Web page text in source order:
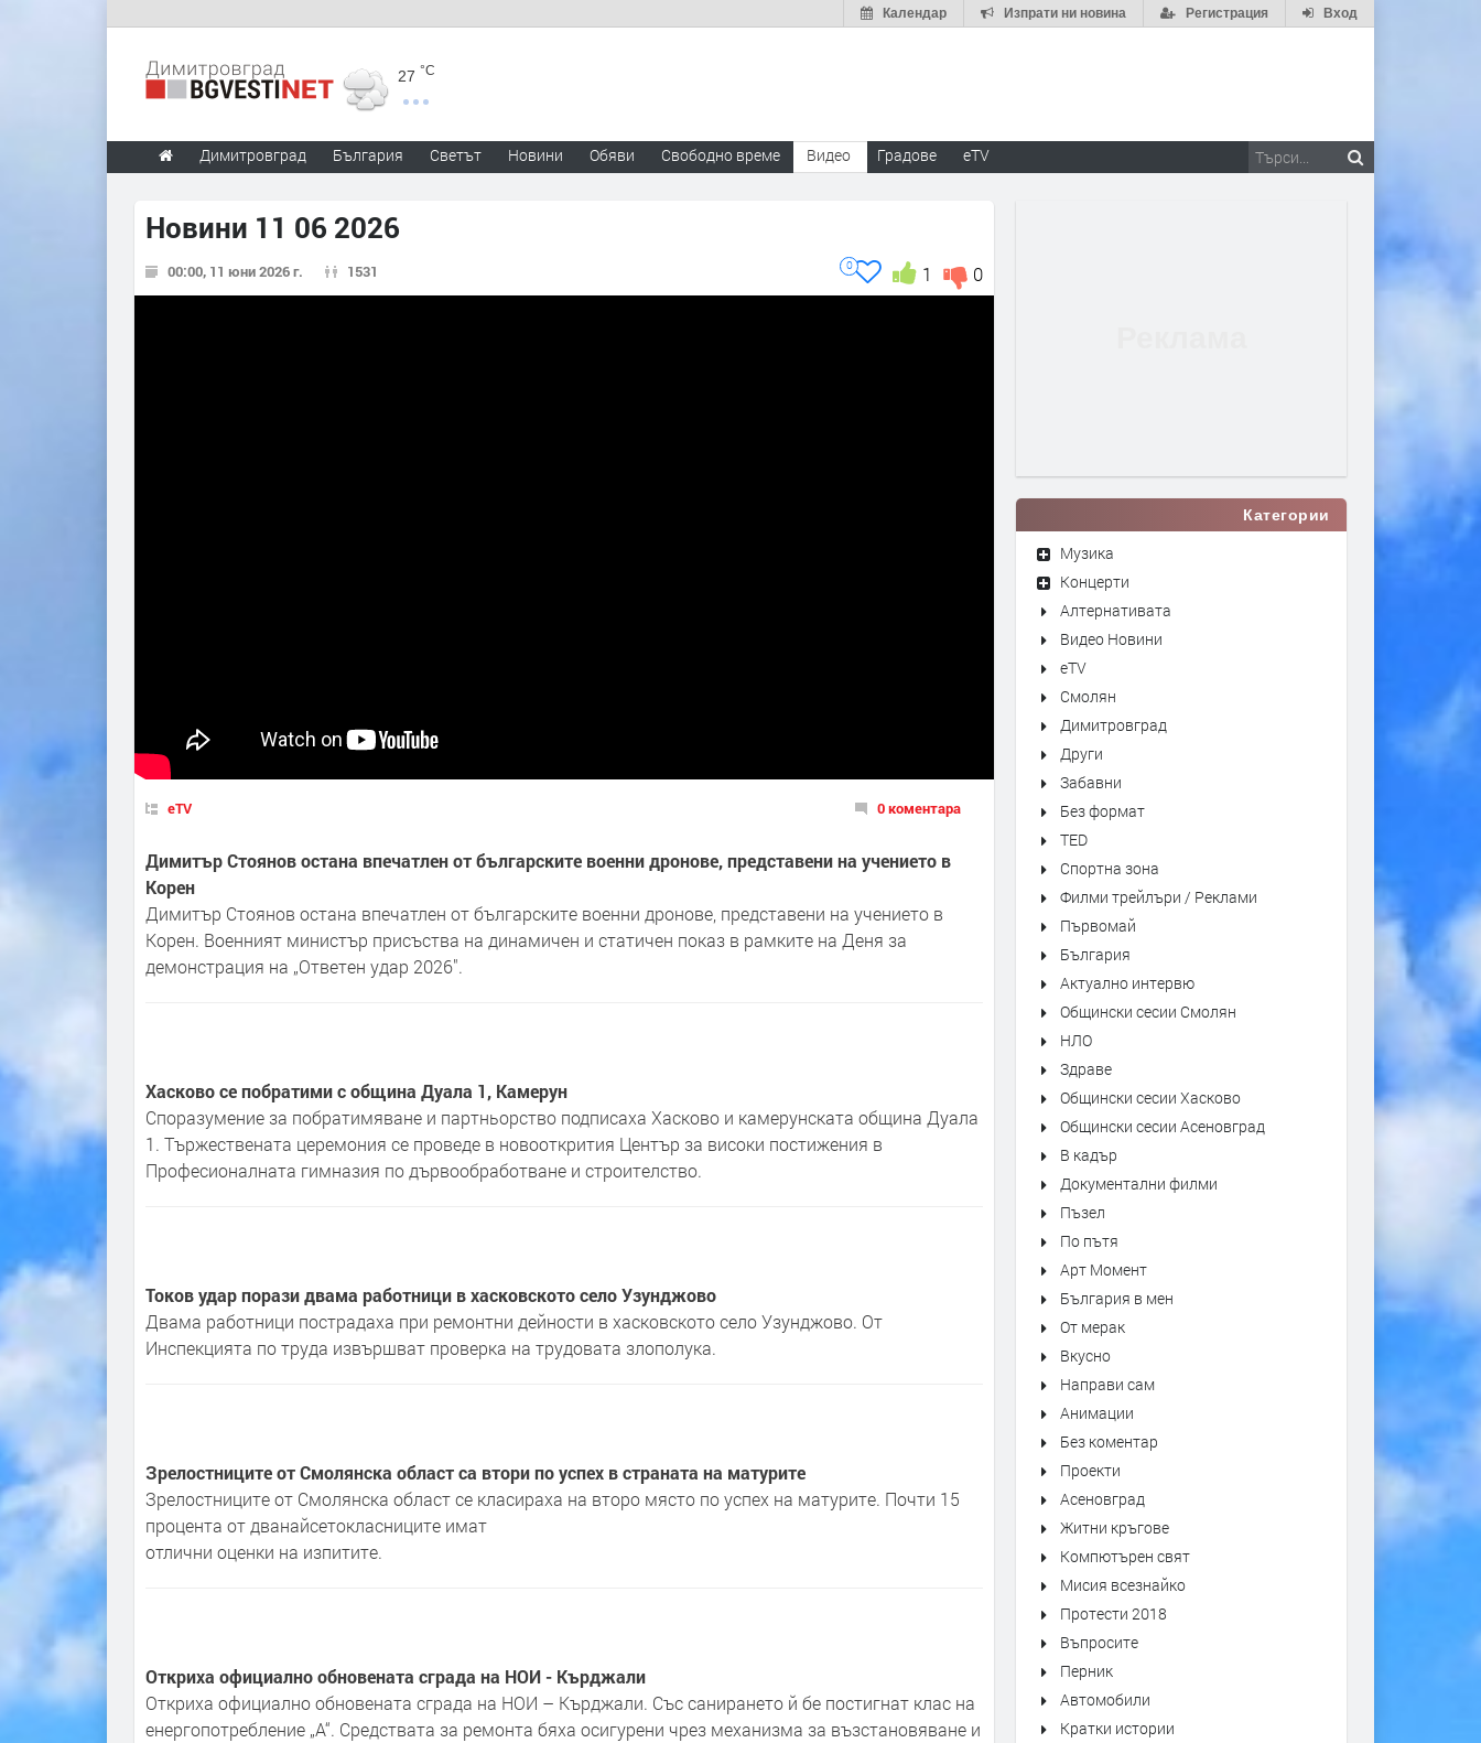
Вход
Регистрация
Изпрати ни новина
Календар
27 °C
Димитровград България Светът Новини Обяви Свободно време Видео Градове eTV
Новини 11 06 2026
00:00, 11 юни 2026 г. 1531 0
1
0
eTV 0 коментара
Димитър Стоянов остана впечатлен от българските военни дронове, представени на учението в
Корен
Димитър Стоянов остана впечатлен от българските военни дронове, представени на учението в
Корен. Военният министър присъства на динамичен и статичен показ в рамките на Деня за
демонстрация на „Ответен удар 2026″.
Хасково се побратими с община Дуала 1, Камерун
Споразумение за побратимяване и партньорство подписаха Хасково и камерунската община Дуала
1. Тържествената церемония се проведе в новооткрития Център за високи постижения в
Професионалната гимназия по дървообработване и строителство.
Токов удар порази двама работници в хасковското село Узунджово
Двама работници пострадаха при ремонтни дейности в хасковското село Узунджово. От
Инспекцията по труда извършват проверка на трудовата злополука.
Зрелостниците от Смолянска област са втори по успех в страната на матурите
Зрелостниците от Смолянска област се класираха на второ място по успех на матурите. Почти 15
процента от дванайсетокласниците имат
отлични оценки на изпитите.
Откриха официално обновената сграда на НОИ - Кърджали
Откриха официално обновената сграда на НОИ – Кърджали. Със санирането й бе постигнат клас на
енергопотребление „А“. Средствата за ремонта бяха осигурени чрез механизма за възстановяване и
Категории
Музика
Концерти
Алтернативата
Видео Новини
eTV
Смолян
Димитровград
Други
Забавни
Без формат
TED
Спортна зона
Филми трейлъри / Реклами
Първомай
България
Актуално интервю
Общински сесии Смолян
НЛО
Здраве
Общински сесии Хасково
Общински сесии Асеновград
В кадър
Документални филми
Пъзел
По пътя
Арт Момент
България в мен
От мерак
Вкусно
Направи сам
Анимации
Без коментар
Проекти
Асеновград
Житни кръгове
Компютърен свят
Мисия всезнайко
Протести 2018
Въпросите
Перник
Автомобили
Кратки истории